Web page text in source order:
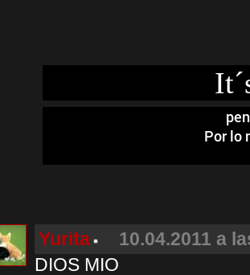
Por lo
Yurita
10.04.2011 a
DIOS MIO